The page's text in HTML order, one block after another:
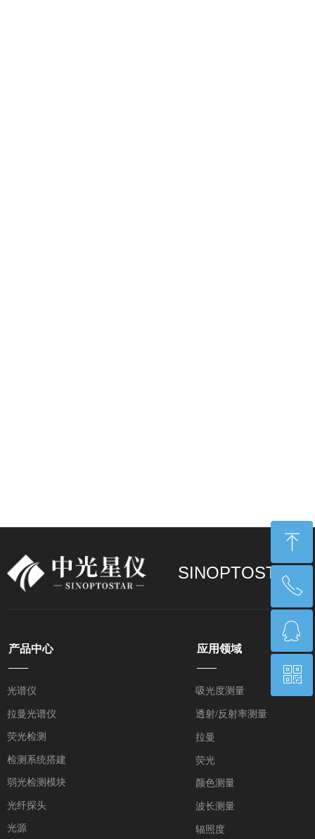
光谱仪
拉曼光谱仪
荧光检测
检测系统搭建
弱光检测模块
光纤探头
光源
产品中心
——
吸光度测量
透射/反射率测量
拉曼
荧光
颜色测量
波长测量
辐照度
应用领域
——
SINOPTOSTAR
ꁸ
回到顶部
ꂅ
17268550255
ꁗ
QQ客服
ꀥ